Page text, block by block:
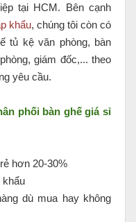
tại HCM. Bên cạnh
khẩu, chúng tôi còn có
tủ kệ văn phòng, bàn
giám đốc,... theo
yêu cầu.
phối bàn ghế giá sỉ
hơn 20-30%
khẩu
dù mua hay không